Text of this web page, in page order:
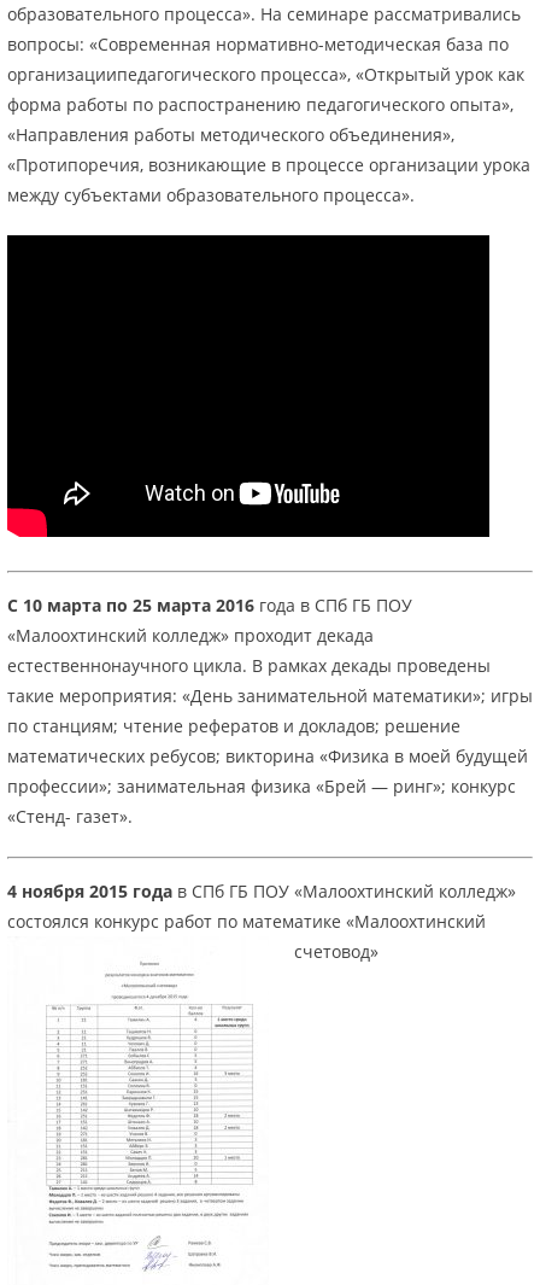
образовательного процесса». На семинаре рассматривались
вопросы: «Современная нормативно-методическая база по
организациипедагогического процесса», «Открытый урок как
форма работы по распостранению педагогического опыта»,
«Направления работы методического объединения»,
«Протипоречия, возникающие в процессе организации урока
между субъектами образовательного процесса».
С 10 марта по 25 марта 2016 года в СПб ГБ ПОУ
«Малоохтинский колледж» проходит декада
естественнонаучного цикла. В рамках декады проведены
такие мероприятия: «День занимательной математики»; игры
по станциям; чтение рефератов и докладов; решение
математических ребусов; викторина «Физика в моей будущей
профессии»; занимательная физика «Брей — ринг»; конкурс
«Стенд- газет».
4 ноября 2015 года в СПб ГБ ПОУ «Малоохтинский колледж»
состоялся конкурс работ по математике «Малоохтинский
счетовод»